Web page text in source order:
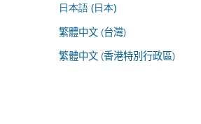
日本語 (日本)
繁體中文 (台灣)
繁體中文 (香港特別行政區)